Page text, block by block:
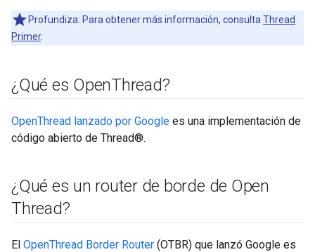
Profundiza: Para obtener más información, consulta Thread
Primer.
¿Qué es OpenThread?
OpenThread lanzado por Google es una implementación de
código abierto de Thread®.
¿Qué es un router de borde de Open
Thread?
El OpenThread Border Router (OTBR) que lanzó Google es